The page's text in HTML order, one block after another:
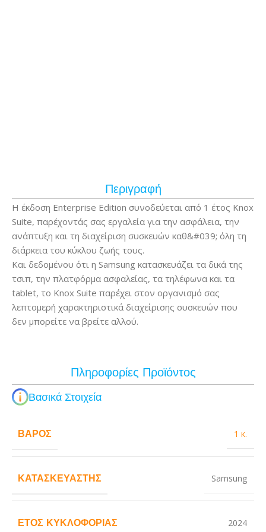
Περιγραφή
Η έκδοση Enterprise Edition συνοδεύεται από 1 έτος Knox
Suite, παρέχοντάς σας εργαλεία για την ασφάλεια, την
ανάπτυξη και τη διαχείριση συσκευών καθ&#039; όλη τη
διάρκεια του κύκλου ζωής τους.
Και δεδομένου ότι η Samsung κατασκευάζει τα δικά της
τσιπ, την πλατφόρμα ασφαλείας, τα τηλέφωνα και τα
tablet, το Knox Suite παρέχει στον οργανισμό σας
λεπτομερή χαρακτηριστικά διαχείρισης συσκευών που
δεν μπορείτε να βρείτε αλλού.
Πληροφορίες Προϊόντος
Βασικά Στοιχεία
ΒΆΡΟΣ 1 κ.
ΚΑΤΑΣΚΕΥΑΣΤΉΣ Samsung
ΈΤΟΣ ΚΥΚΛΟΦΟΡΊΑΣ 2024